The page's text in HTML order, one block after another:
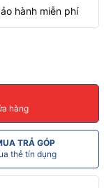
hành miễn phí
hàng
TRẢ GÓP
thẻ tín dụng